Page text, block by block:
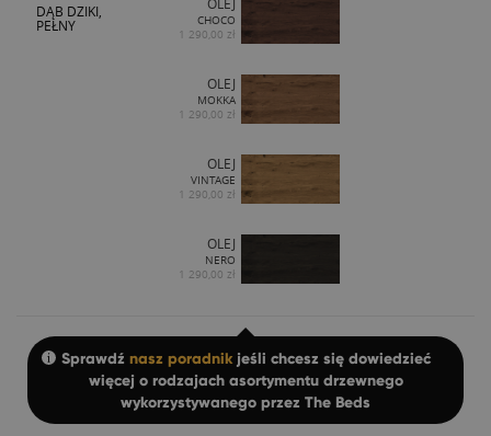
DĄB DZIKI,
PEŁNY
OLEJ
CHOCO
1 290,00 zł
OLEJ
MOKKA
1 290,00 zł
OLEJ
VINTAGE
1 290,00 zł
OLEJ
NERO
1 290,00 zł
Sprawdź nasz poradnikjeśli chcesz się dowiedzieć
więcej o rodzajach asortymentu drzewnego
wykorzystywanego przez The Beds